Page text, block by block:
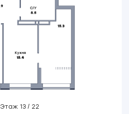
Этаж 13 / 22